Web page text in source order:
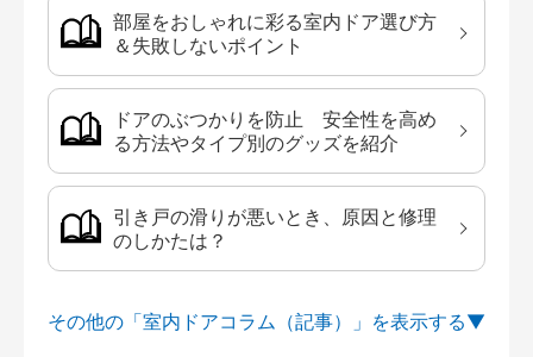
部屋をおしゃれに彩る室内ドア選び方
＆失敗しないポイント
ドアのぶつかりを防止 安全性を高め
る方法やタイプ別のグッズを紹介
引き戸の滑りが悪いとき、原因と修理
のしかたは？
その他の「室内ドアコラム（記事）」を